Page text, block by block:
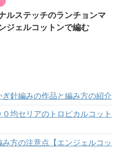
ルステッチのランチョンマ
ジェルコットンで編む
針編みの作品と編み方の紹介
均セリアのトロピカルコット
方の注意点【エンジェルコッ